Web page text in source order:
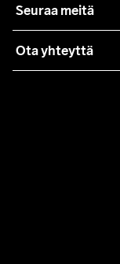
Lehdistö
Käyttöehdot
Asiakaspalvelu
Seuraa meitä
Ota yhteyttä